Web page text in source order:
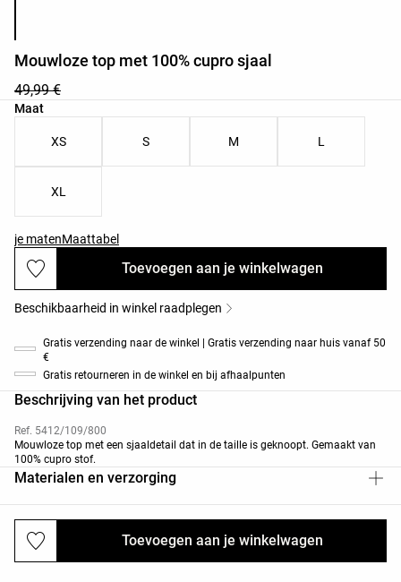
Mouwloze top met 100% cupro sjaal
49,99 €
Maat
Lijst met productmaten
XS S M L
XL
je matenMaattabel
Toevoegen aan je winkelwagen
Toevoegen aan je winkelwagen
Beschikbaarheid in winkel raadplegen
Gratis verzending naar de winkel | Gratis verzending naar huis vanaf 50
€
Gratis retourneren in de winkel en bij afhaalpunten
Beschrijving van het product
Ref. 5412/109/800
Mouwloze top met een sjaaldetail dat in de taille is geknoopt. Gemaakt van
100% cupro stof.
Materialen en verzorging
Verzendingen en retourneringen